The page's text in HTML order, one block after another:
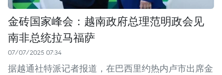
金砖国家峰会：越南政府总理范明政会见
南非总统拉马福萨
07/07/2025 07:34
据越通社特派记者报道，在巴西里约热内卢市出席金